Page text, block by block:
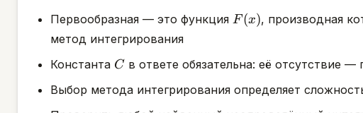
Первообразная — это функция F(x)
F (x), производная
метод интегрирования
Константа C
C в ответе обязательна: её отсутствие
Выбор метода интегрирования определяет